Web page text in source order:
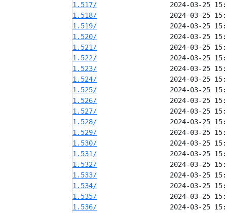
1.517/
1.518/
1.519/
1.520/
1.521/
1.522/
1.523/
1.524/
1.525/
1.526/
1.527/
1.528/
1.529/
1.530/
1.531/
1.532/
1.533/
1.534/
1.535/
1.536/